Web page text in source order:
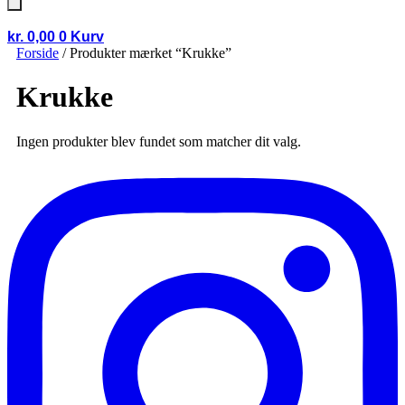
kr. 0,00 0 Kurv
Forside / Produkter mærket “Krukke”
Krukke
Ingen produkter blev fundet som matcher dit valg.